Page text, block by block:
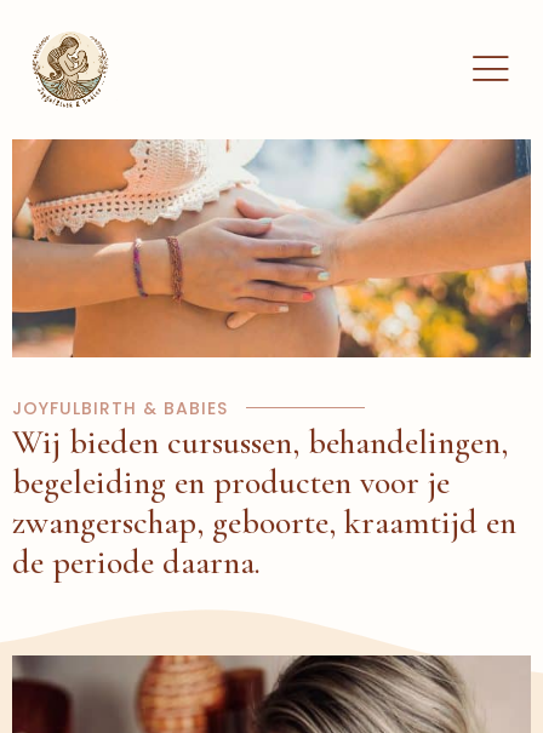
naar
inhoud
JOYFULBIRTH & BABIES
Wij bieden cursussen, behandelingen,
begeleiding en producten voor je
zwangerschap, geboorte, kraamtijd en
de periode daarna.